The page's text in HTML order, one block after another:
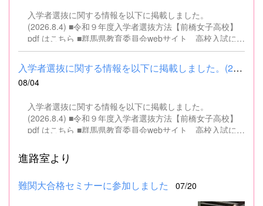
する方は、応募できませんので御了承ください。 （1）地
方公務員法第16条に該当する者（以下のいずれかに該当す
る人） ・禁錮以上の刑に処せられ、その執行を終わるまで
又は執行を受けることがなくなるまでの者 ・群馬県職員と
して懲戒免職の処分を受け、当該処分の日から2年を経過
しない者 ・人事委員会又は公平委員会の委員の職にあっ
て、地方公務員法第60条から第63条までに規定する罪を犯
政府を暴力で破壊することを主張する政党その他の団体を
結成し、又はこれに加入した者 （2）平成11年改正前の民
法の規定による準禁治産の宣告を受けている者（心...
入学者選抜に関する情報を以下に掲載しました。
(2026.8.4) ■令和９年度入学者選抜方法【前橋女子高校】
pdf はこちら ■群馬県教育委員会webサイト 高校入試に関
するページはこちら
入学者選抜に関する情報を以下に掲載しました。(2026.8.4) ■令和...
08/04
入学者選抜に関する情報を以下に掲載しました。
(2026.8.4) ■令和９年度入学者選抜方法【前橋女子高校】
pdf はこちら ■群馬県教育委員会webサイト 高校入試に関
進路室より
難関大合格セミナーに参加しました 07/20